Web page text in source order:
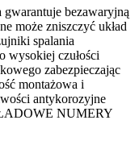
bezawaryjną
może zniszczyć układ
spalania
czułości
zabezpieczając
montażowa i
antykorozyjne
NUMERY